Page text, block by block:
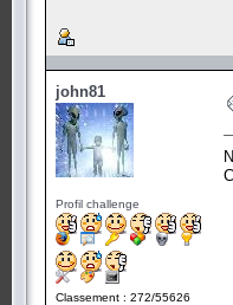
john81
Profil challenge
Classement : 272/55626